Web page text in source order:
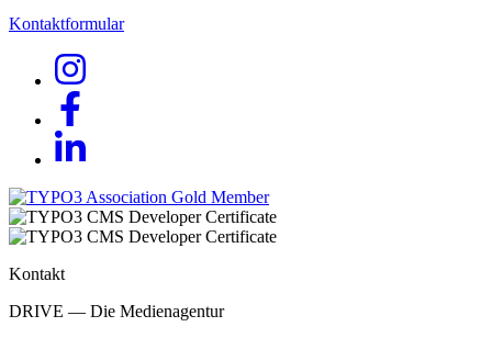
Kontaktformular
Kontakt
DRIVE — Die Medienagentur